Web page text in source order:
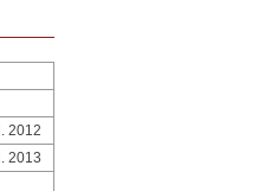
2012
2013